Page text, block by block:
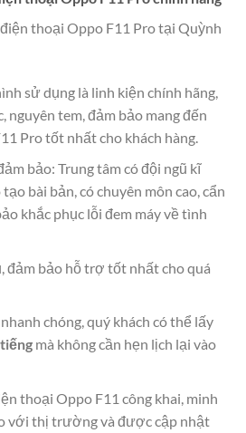
thoại Oppo F11 Pro tại Quỳnh
sử dụng là linh kiện chính hãng,
nguyên tem, đảm bảo mang đến
Pro tốt nhất cho khách hàng.
bảo: Trung tâm có đội ngũ kĩ
bài bản, có chuyên môn cao, cẩn
khắc phục lỗi đem máy về tình
đảm bảo hỗ trợ tốt nhất cho quá
chóng, quý khách có thể lấy
mà không cần hẹn lịch lại vào
thoại Oppo F11 công khai, minh
với thị trường và được cập nhật